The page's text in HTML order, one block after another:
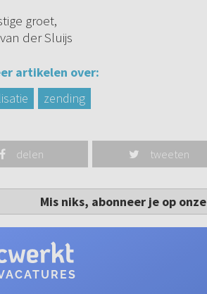
groet,
van der Sluijs
artikelen over:
zending
delen tweeten
Mis niks, abonneer je op onze